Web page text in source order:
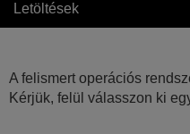
Letöltések
A felismert operációs
Kérjük, felül válasszon ki